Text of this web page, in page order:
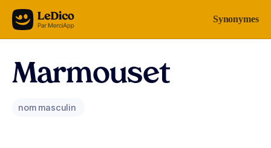
Aller au contenu Synonymes
Marmouset
nom masculin